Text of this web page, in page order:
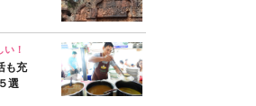
！
も充
選